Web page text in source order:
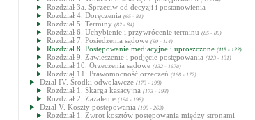
Rozdział 3a. Sprzeciw od decyzji i postanowienia
Rozdział 4. Doręczenia (65 - 81)
Rozdział 5. Terminy (82 - 84)
Rozdział 6. Uchybienie i przywrócenie terminu (85 - 89)
Rozdział 7. Posiedzenia sądowe (90 - 114)
Rozdział 8. Postępowanie mediacyjne i uproszczone (115 - 122)
Rozdział 9. Zawieszenie i podjęcie postępowania (123 - 131)
Rozdział 10. Orzeczenia sądowe (132 - 167a)
Rozdział 11. Prawomocność orzeczeń (168 - 172)
Dział IV. Środki odwoławcze (173 - 198)
Rozdział 1. Skarga kasacyjna (173 - 193)
Rozdział 2. Zażalenie (194 - 198)
Dział V. Koszty postępowania (199 - 263)
Rozdział 1. Zwrot kosztów postępowania między stronami